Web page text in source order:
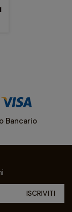
Bancario